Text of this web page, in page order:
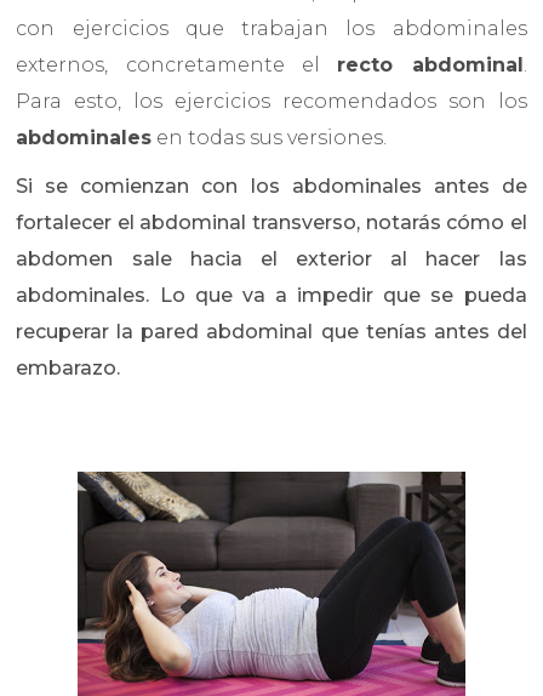
con ejercicios que trabajan los abdominales
externos, concretamente el recto abdominal .
Para esto, los ejercicios recomendados son los
abdominales en todas sus versiones.
Si se comienzan con los abdominales antes de
fortalecer el abdominal transverso, notarás cómo el
abdomen sale hacia el exterior al hacer las
abdominales. Lo que va a impedir que se pueda
recuperar la pared abdominal que tenías antes del
embarazo.